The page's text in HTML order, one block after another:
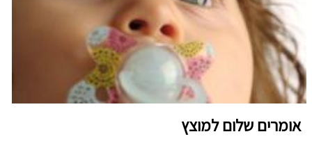
אומרים שלום למוצץ